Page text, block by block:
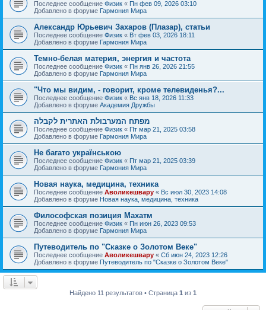
Последнее сообщение Физик « Пн фев 09, 2026 03:10
Добавлено в форуме Гармония Мира
Александр Юрьевич Захаров (Плазар), статьи
Последнее сообщение Физик « Вт фев 03, 2026 18:11
Добавлено в форуме Гармония Мира
Темно-белая материя, энергия и частота
Последнее сообщение Физик « Пн янв 26, 2026 21:55
Добавлено в форуме Гармония Мира
"Что мы видим, - говорит, кроме телевиденья?...
Последнее сообщение Физик « Вс янв 18, 2026 11:33
Добавлено в форуме Академия Дружбы
מפתח המערבולת האתרית לקבלה
Последнее сообщение Физик « Пт мар 21, 2025 03:58
Добавлено в форуме Гармония Мира
Не багато українською
Последнее сообщение Физик « Пт мар 21, 2025 03:39
Добавлено в форуме Гармония Мира
Новая наука, медицина, техника
Последнее сообщение Аволикешвару « Вс июл 30, 2023 14:08
Добавлено в форуме Новая наука, медицина, техника
Философская позиция Махатм
Последнее сообщение Физик « Пн июн 26, 2023 09:53
Добавлено в форуме Гармония Мира
Путеводитель по "Сказке о Золотом Веке"
Последнее сообщение Аволикешвару « Сб июн 24, 2023 12:26
Добавлено в форуме Путеводитель по "Сказке о Золотом Веке"
Найдено 11 результатов • Страница 1 из 1